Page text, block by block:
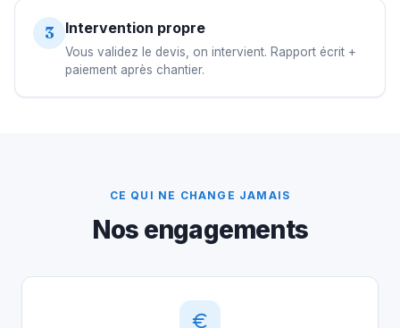
3 Intervention propre
Vous validez le devis, on intervient. Rapport écrit +
paiement après chantier.
CE QUI NE CHANGE JAMAIS
Nos engagements